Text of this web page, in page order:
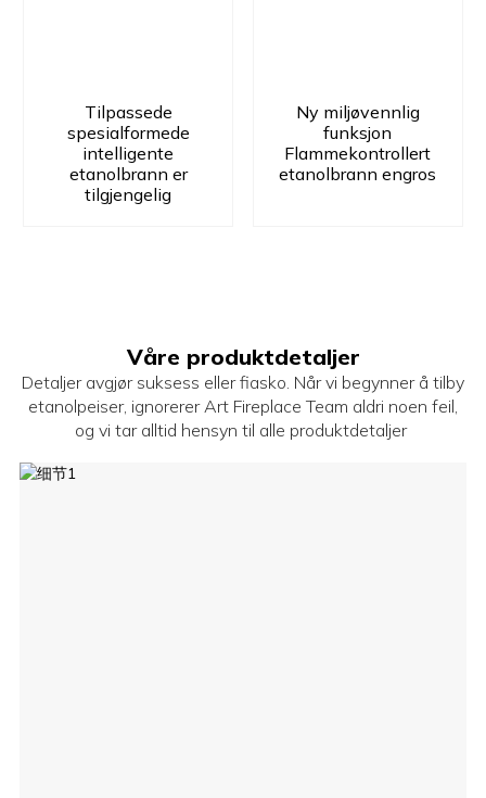
Tilpassede
spesialformede
intelligente
etanolbrann er
tilgjengelig
Ny miljøvennlig
funksjon
Flammekontrollert
etanolbrann engros
Våre produktdetaljer
Detaljer avgjør suksess eller fiasko. Når vi begynner å tilby
etanolpeiser, ignorerer Art Fireplace Team aldri noen feil,
og vi tar alltid hensyn til alle produktdetaljer